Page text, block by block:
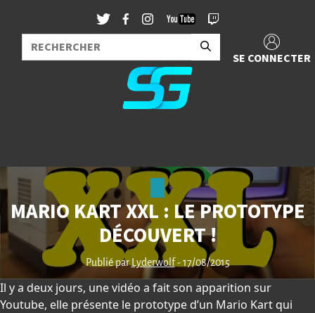
SE CONNECTER
MARIO KART XXL : LE PROTOTYPE
DÉCOUVERT !
Publié parLyderwolf- 17/08/2015
Il y a deux jours, une vidéo a fait son apparition sur
Youtube, elle présente le prototype d’un Mario Kart qui